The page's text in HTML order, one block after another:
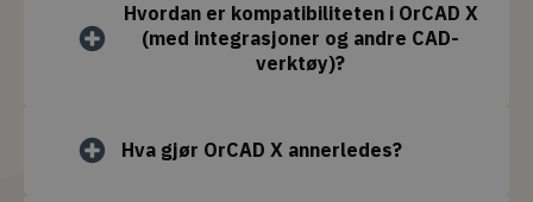
Hvordan er kompatibiliteten i OrCAD X
(med integrasjoner og andre CAD-
verktøy)?
Hva gjør OrCAD X annerledes?